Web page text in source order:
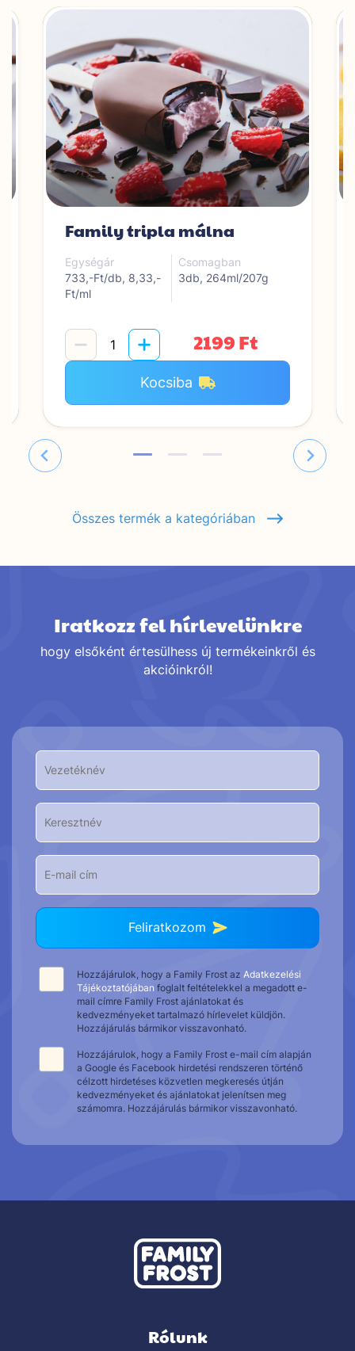
Family tripla málna
Egységár
733,-Ft/db, 8,33,-
Ft/ml
Csomagban
3db, 264ml/207g
2199 Ft
Kocsiba
Összes termék a kategóriában
Iratkozz fel hírlevelünkre
hogy elsőként értesülhess új termékeinkről és
akcióinkról!
Feliratkozom
Hozzájárulok, hogy a Family Frost az Adatkezelési
Tájékoztatójában foglalt feltételekkel a megadott e-
mail címre Family Frost ajánlatokat és
kedvezményeket tartalmazó hírlevelet küldjön.
Hozzájárulás bármikor visszavonható.
Hozzájárulok, hogy a Family Frost e-mail cím alapján
a Google és Facebook hirdetési rendszeren történő
célzott hirdetéses közvetlen megkeresés útján
kedvezményeket és ajánlatokat jelenítsen meg
számomra. Hozzájárulás bármikor visszavonható.
Rólunk